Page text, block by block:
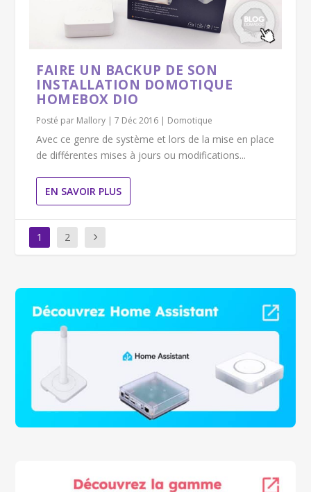
FAIRE UN BACKUP DE SON
INSTALLATION DOMOTIQUE
HOMEBOX DIO
Posté par Mallory |7 Déc 2016 | Domotique
Avec ce genre de système et lors de la mise en place
de différentes mises à jours ou modifications...
EN SAVOIR PLUS
1 2